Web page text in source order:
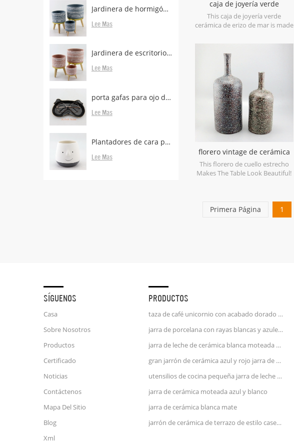
Jardinera de hormigón con patas de madera.
Lee Mas
Jardinera de escritorio de hormigón con patas boscosas en venta
Lee Mas
porta gafas para ojo de animal para escritorio
Lee Mas
Plantadores de cara proveedores y fabricantes.
Lee Mas
caja de joyería verde
cerámica de erizo de mar
This caja de joyería verde
cerámica de erizo de mar is made
glaze. Can be used for jewelry
storage or dry food and goods.
Microwave safe and food safe.
florero vintage de cerámica
de cuello estrecho
This florero de cuello estrecho
Makes The Table Look Beautiful!
Primera Página 1
SÍGUENOS
Casa
Sobre Nosotros
Productos
Certificado
Noticias
Contáctenos
Mapa Del Sitio
Blog
Xml
PRODUCTOS
taza de café unicornio con acabado dorado en relieve de mango de oro de 25 oz
jarra de porcelana con rayas blancas y azules jarra de agua
jarra de leche de cerámica blanca moteada azul y rosa
gran jarrón de cerámica azul y rojo jarra de agua
utensilios de cocina pequeña jarra de leche de cerámica verde
jarra de cerámica moteada azul y blanco
jarra de cerámica blanca mate
jarrón de cerámica de terrazo de estilo casero de zara con cara